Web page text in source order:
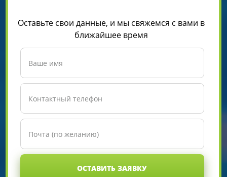
Оставьте свои данные, и мы свяжемся с вами в
ближайшее время
ОСТАВИТЬ ЗАЯВКУ